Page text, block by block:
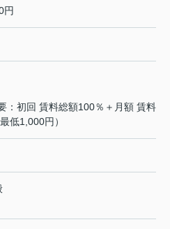
円
：初回 賃料総額100％＋月額 賃料
低1,000円）